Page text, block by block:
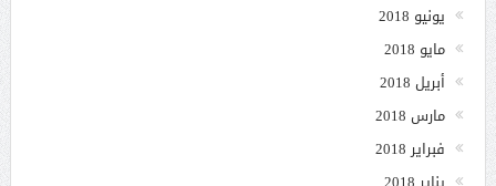
يونيو 2018
مايو 2018
أبريل 2018
مارس 2018
فبراير 2018